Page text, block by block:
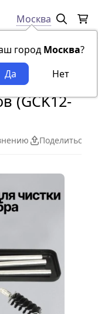
Москва
город Москва?
для чистки ARKON
12
(GCK12-
Поделиться